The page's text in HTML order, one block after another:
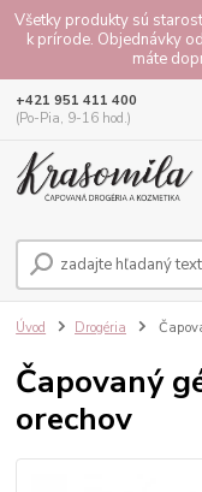
Všetky produkty sú
k prírode. Objednávky
máte
+421 951 411 400
(Po-Pia, 9-16 hod.)
Úvod Drogéria
Čapovaný
orechov